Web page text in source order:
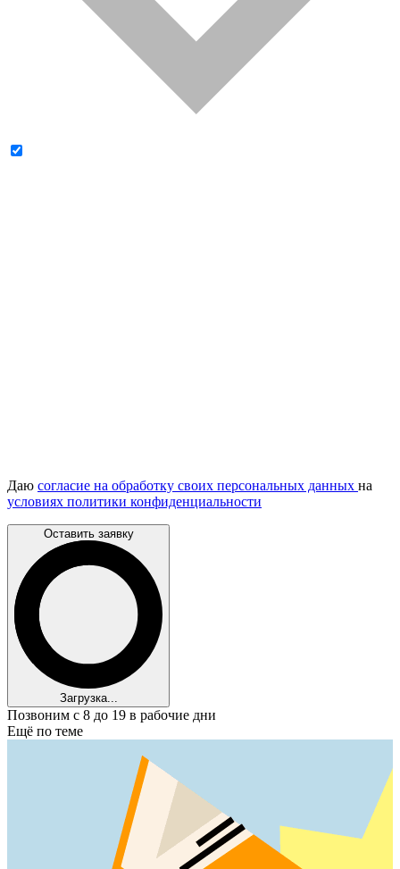
Даю согласие на обработку своих персональных данных на
условиях политики конфиденциальности
Оставить заявку
Загрузка...
Позвоним с 8 до 19 в рабочие дни
Ещё по теме